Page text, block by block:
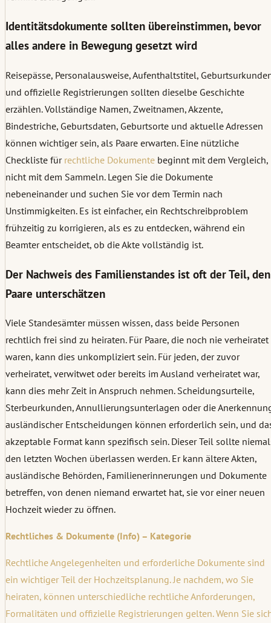
Identitätsdokumente sollten übereinstimmen, bevor
alles andere in Bewegung gesetzt wird
Reisepässe, Personalausweise, Aufenthaltstitel,
und offizielle Registrierungen sollten dieselbe Geschichte
erzählen. Vollständige Namen, Zweitnamen, Akzente,
Bindestriche, Geburtsdaten, Geburtsorte und aktuelle Adressen
können wichtiger sein, als Paare erwarten. Eine nützliche
Checkliste für rechtliche Dokumente beginnt mit dem Vergleich,
nicht mit dem Sammeln. Legen Sie die Dokumente
nebeneinander und suchen Sie vor dem Termin nach
Unstimmigkeiten. Es ist einfacher, ein Rechtschreibproblem
frühzeitig zu korrigieren, als es zu entdecken, während ein
Beamter entscheidet, ob die Akte vollständig ist.
Der Nachweis des Familienstandes ist oft der Teil, den
Paare unterschätzen
Viele Standesämter müssen wissen, dass beide Personen
rechtlich frei sind zu heiraten. Für Paare, die noch nie verheiratet
waren, kann dies unkompliziert sein. Für jeden, der zuvor
verheiratet, verwitwet oder bereits im Ausland verheiratet war,
kann dies mehr Zeit in Anspruch nehmen. Scheidungsurteile,
Sterbeurkunden, Annullierungsunterlagen oder die
ausländischer Entscheidungen können erforderlich sein, und
akzeptable Format kann spezifisch sein. Dieser Teil sollte
den letzten Wochen überlassen werden. Er kann ältere Akten,
ausländische Behörden, Familienerinnerungen und Dokumente
betreffen, von denen niemand erwartet hat, sie vor einer neuen
Hochzeit wieder zu öffnen.
Rechtliches & Dokumente (Info) – Kategorie
Rechtliche Angelegenheiten und erforderliche Dokumente sind
ein wichtiger Teil der Hochzeitsplanung. Je nachdem, wo Sie
heiraten, können unterschiedliche rechtliche Anforderungen,
Formalitäten und offizielle Registrierungen gelten. Wenn Sie